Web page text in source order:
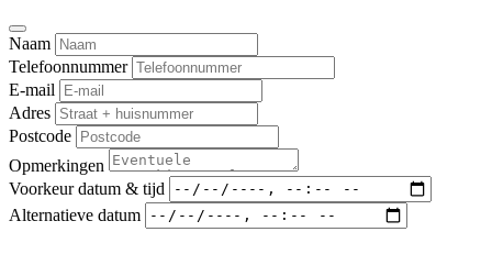
Naam
Telefoonnummer
E-mail
Adres
Postcode
Opmerkingen
Voorkeur datum & tijd
Alternatieve datum